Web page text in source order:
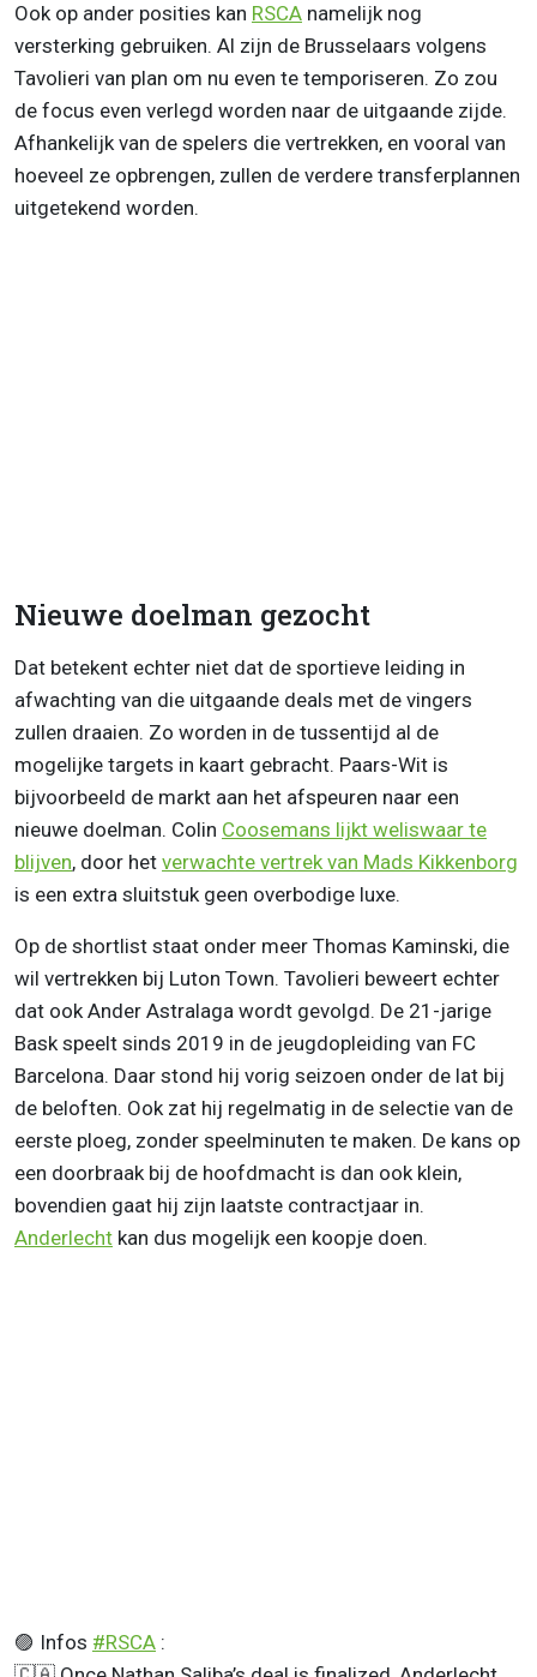
Ook op ander posities kan RSCA namelijk nog
versterking gebruiken. Al zijn de Brusselaars volgens
Tavolieri van plan om nu even te temporiseren. Zo zou
de focus even verlegd worden naar de uitgaande zijde.
Afhankelijk van de spelers die vertrekken, en vooral van
hoeveel ze opbrengen, zullen de verdere transferplannen
uitgetekend worden.
Nieuwe doelman gezocht
Dat betekent echter niet dat de sportieve leiding in
afwachting van die uitgaande deals met de vingers
zullen draaien. Zo worden in de tussentijd al de
mogelijke targets in kaart gebracht. Paars-Wit is
bijvoorbeeld de markt aan het afspeuren naar een
nieuwe doelman. Colin Coosemans lijkt weliswaar te
blijven, door het verwachte vertrek van Mads Kikkenborg
is een extra sluitstuk geen overbodige luxe.
Op de shortlist staat onder meer Thomas Kaminski, die
wil vertrekken bij Luton Town. Tavolieri beweert echter
dat ook Ander Astralaga wordt gevolgd. De 21-jarige
Bask speelt sinds 2019 in de jeugdopleiding van FC
Barcelona. Daar stond hij vorig seizoen onder de lat bij
de beloften. Ook zat hij regelmatig in de selectie van de
eerste ploeg, zonder speelminuten te maken. De kans op
een doorbraak bij de hoofdmacht is dan ook klein,
bovendien gaat hij zijn laatste contractjaar in.
Anderlecht kan dus mogelijk een koopje doen.
🟣 Infos #RSCA :